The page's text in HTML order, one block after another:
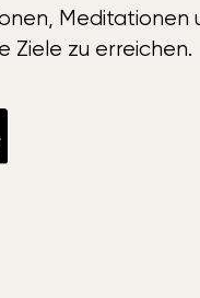
Meditationen
Ziele zu erreichen.